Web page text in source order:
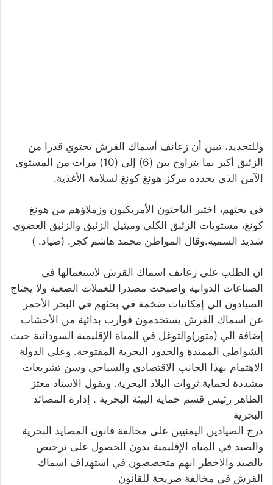
وللتحديد، تبين أن زعانف أسماك القرش تحتوي قدرا من
الزئبق أكبر بما يتراوح بين (6) إلى (10) مرات من المستوى
الآمن الذي يحدده مركز هونغ كونغ لسلامة الأغذية.
في بحثهم، اختبر الباحثون الأمريكيون وزملاؤهم من هونغ
كونغ، مستويات الزئبق الكلي وميثيل الزئبق والزئبق العضوي
شديد السمية.وقال المواطن محمد هاشم كجر. (صياد. )
ان الطلب علي زعانف اسماك القرش لاستعمالها في
الصناعات الدوانية واصبحت مصدرا للعملات الصعبة ولا يحتاج
الصيادون الي إمكانيات ضخمة في بحثهم في البحر الأحمر
عن اسماك القرش يستخدمون قوارب بدائية من الأخشاب
إضافة الي (متور)والتوغل في المياة الإقليمية السودانية حيث
الشواطي الممتدة والحدود البحرية المفتوحة. وعلي الدولة
الاهتمام بهذا الجانب الاقتصادي والسياحي وسن تشريعات
مشددة لحماية ثروات البلاد البحرية. ويقول الاستاذ معتز
الطاهر رئيس قسم حماية البيئة البحرية . إدارة المصائد
البحرية
درج الصيادين اليمنيين على مخالفة قانون المصايد البحرية
والصيد في المياه الإقليمية بدون الحصول على ترخيص
بالصيد والاخطر انهم متخصصون في استهداف اسماك
القرش في مخالفة صريحة للقانون